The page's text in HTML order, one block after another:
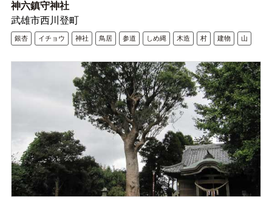
神六鎮守神社
武雄市西川登町
銀杏 イチョウ 神社 鳥居 参道 しめ縄 木造 村 建物 山